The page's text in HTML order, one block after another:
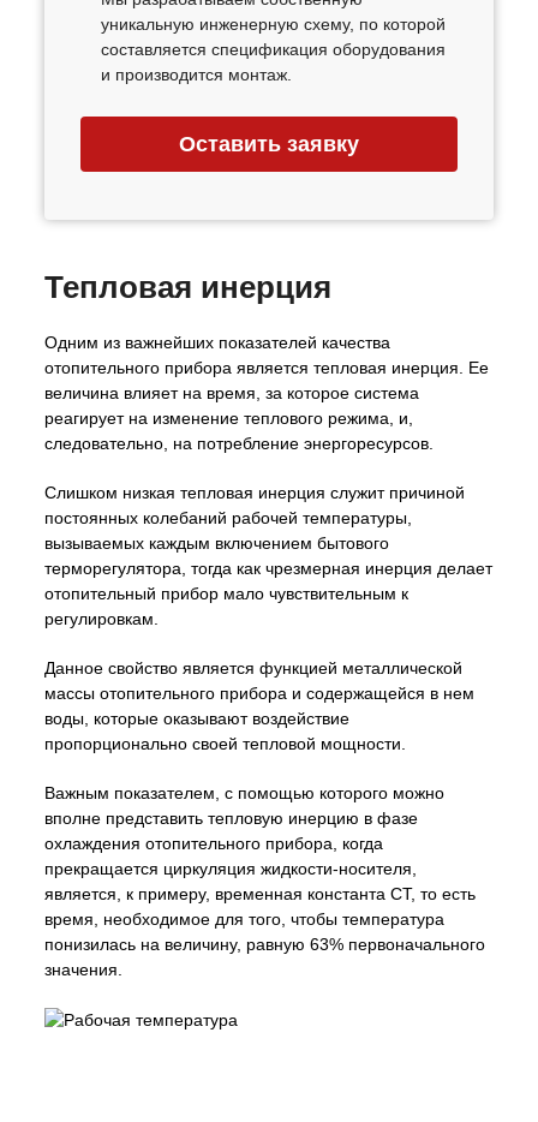
уникальную инженерную схему, по которой
составляется спецификация оборудования
и производится монтаж.
Оставить заявку
Тепловая инерция
Одним из важнейших показателей качества
отопительного прибора является тепловая инерция. Ее
величина влияет на время, за которое система
реагирует на изменение теплового режима, и,
следовательно, на потребление энергоресурсов.
Слишком низкая тепловая инерция служит причиной
постоянных колебаний рабочей температуры,
вызываемых каждым включением бытового
терморегулятора, тогда как чрезмерная инерция делает
отопительный прибор мало чувствительным к
регулировкам.
Данное свойство является функцией металлической
массы отопительного прибора и содержащейся в нем
воды, которые оказывают воздействие
пропорционально своей тепловой мощности.
Важным показателем, с помощью которого можно
вполне представить тепловую инерцию в фазе
охлаждения отопительного прибора, когда
прекращается циркуляция жидкости-носителя,
является, к примеру, временная константа СТ, то есть
время, необходимое для того, чтобы температура
понизилась на величину, равную 63% первоначального
значения.